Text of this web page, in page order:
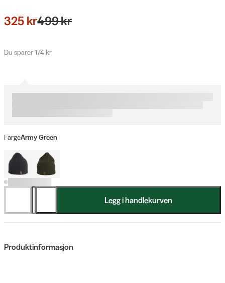
325 kr499 kr
Du sparer 174 kr
FargeArmy Green
Legg i handlekurven
Produktinformasjon